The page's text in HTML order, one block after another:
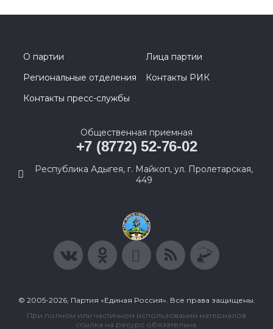
О партии
Лица партии
Региональные отделения
Контакты РИК
Контакты пресс-службы
Общественная приемная
+7 (8772) 52-76-02
Республика Адыгея, г. Майкоп, ул. Пролетарская,
449
© 2005-2026, Партия «Единая Россия». Все права защищены.
При полном или частичном использовании материалов
ссылка на ресурс обязательна.